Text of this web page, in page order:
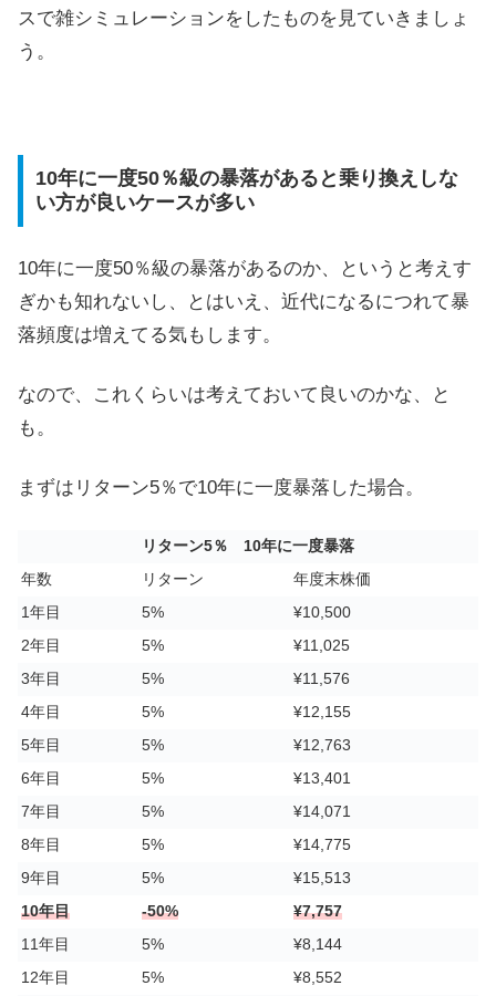
スで雑シミュレーションをしたものを見ていきましょ
う。
10年に一度50％級の暴落があると乗り換えしな
い方が良いケースが多い
10年に一度50％級の暴落があるのか、というと考えす
ぎかも知れないし、とはいえ、近代になるにつれて暴
落頻度は増えてる気もします。
なので、これくらいは考えておいて良いのかな、と
も。
まずはリターン5％で10年に一度暴落した場合。
リターン5％ 10年に一度暴落
年数
リターン
年度末株価
1年目
5%
¥10,500
2年目
5%
¥11,025
3年目
5%
¥11,576
4年目
5%
¥12,155
5年目
5%
¥12,763
6年目
5%
¥13,401
7年目
5%
¥14,071
8年目
5%
¥14,775
9年目
5%
¥15,513
10年目
-50%
¥7,757
11年目
5%
¥8,144
12年目
5%
¥8,552